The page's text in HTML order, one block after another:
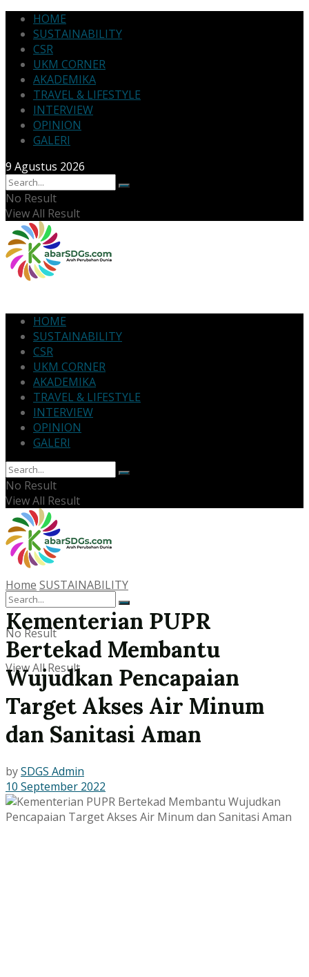
HOME
SUSTAINABILITY
CSR
UKM CORNER
AKADEMIKA
TRAVEL & LIFESTYLE
INTERVIEW
OPINION
GALERI
9 Agustus 2026
No Result
View All Result
HOME
SUSTAINABILITY
CSR
UKM CORNER
AKADEMIKA
TRAVEL & LIFESTYLE
INTERVIEW
OPINION
GALERI
No Result
View All Result
No Result
View All Result
Home SUSTAINABILITY
Kementerian PUPR
Bertekad Membantu
Wujudkan Pencapaian
Target Akses Air Minum
dan Sanitasi Aman
bySDGS Admin
10 September 2022